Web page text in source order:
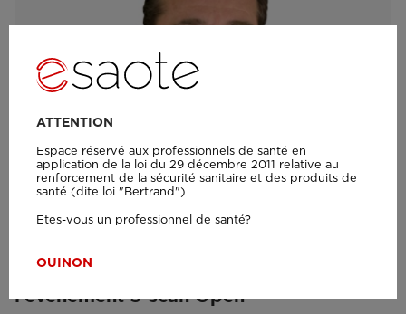
Entretien avec le Dr Aliprandi lors de
l’événement S-scan Open
ATTENTION
Espace réservé aux professionnels de santé en
application de la loi du 29 décembre 2011 relative au
renforcement de la sécurité sanitaire et des produits de
santé (dite loi "Bertrand")
Etes-vous un professionnel de santé?
OUINON